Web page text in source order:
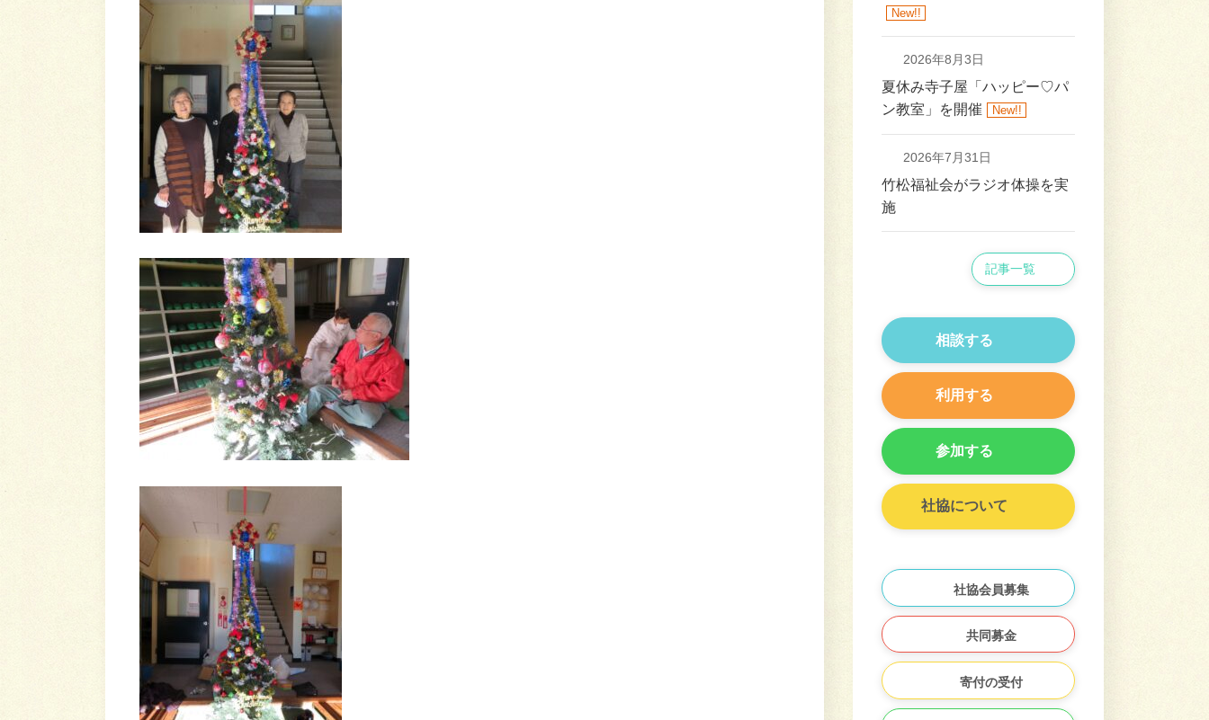
New!!
2026年8月3日
夏休み寺子屋「ハッピー♡パ
ン教室」を開催
New!!
2026年7月31日
竹松福祉会がラジオ体操を実
施
記事一覧
相談する
利用する
参加する
社協について
社協会員募集
共同募金
寄付の受付